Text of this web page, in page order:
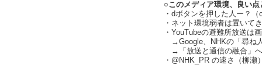
○このメディア環境、良い
・dボタンを押した人ー？（
・ネット環境弱者は置いて
・YouTubeの避難所放送は
→Google、NHKの「尋ね
→「放送と通信の融合」
・@NHK_PR の速さ（柳瀬